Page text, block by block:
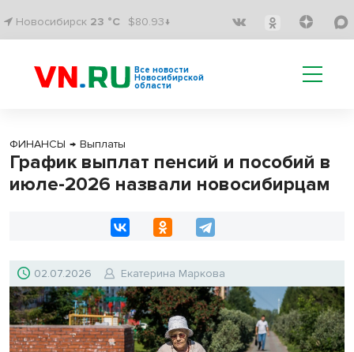
Новосибирск 23 °C $80.93↓
Все новости
Новосибирской
области
ФИНАНСЫ → Выплаты
График выплат пенсий и пособий в
июле-2026 назвали новосибирцам
02.07.2026 Екатерина Маркова